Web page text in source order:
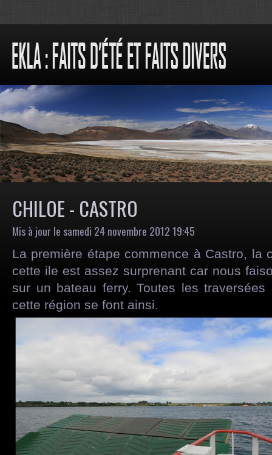
CHILOE - CASTRO
Mis à jour le samedi 24 novembre 2012 19:45
La première étape commence à Castro, la
cette ile est assez surprenant car nous
sur un bateau ferry. Toutes les
cette région se font ainsi.